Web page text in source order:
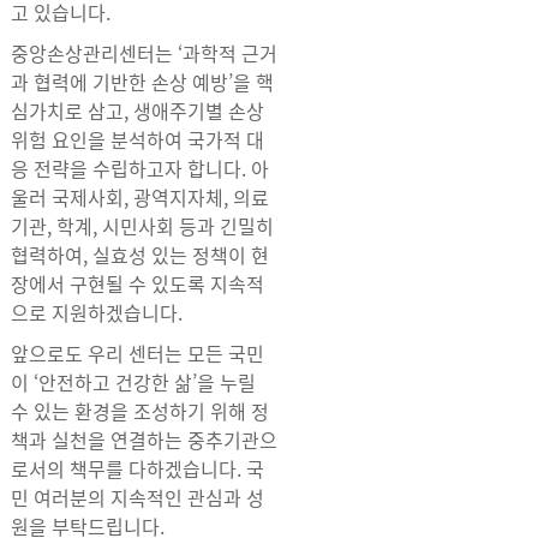
고 있습니다.
중앙손상관리센터는 ‘과학적 근거
과 협력에 기반한 손상 예방’을 핵
심가치로 삼고, 생애주기별 손상
위험 요인을 분석하여 국가적 대
응 전략을 수립하고자 합니다. 아
울러 국제사회, 광역지자체, 의료
기관, 학계, 시민사회 등과 긴밀히
협력하여, 실효성 있는 정책이 현
장에서 구현될 수 있도록 지속적
으로 지원하겠습니다.
앞으로도 우리 센터는 모든 국민
이 ‘안전하고 건강한 삶’을 누릴
수 있는 환경을 조성하기 위해 정
책과 실천을 연결하는 중추기관으
로서의 책무를 다하겠습니다. 국
민 여러분의 지속적인 관심과 성
원을 부탁드립니다.